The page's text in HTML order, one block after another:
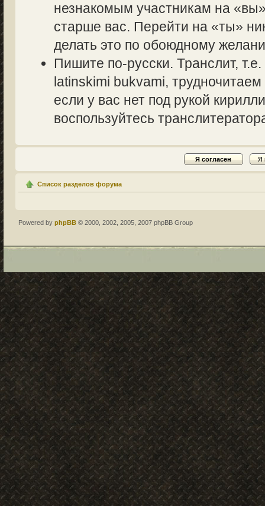
незнакомым участникам на
старше вас. Перейти на «ты»
делать это по обоюдному
Пишите по-русски. Транслит,
latinskimi bukvami,
если у вас нет под рукой
воспользуйтесь
Список разделов форума
Powered by phpBB © 2000, 2002, 2005, 2007 phpBB Group